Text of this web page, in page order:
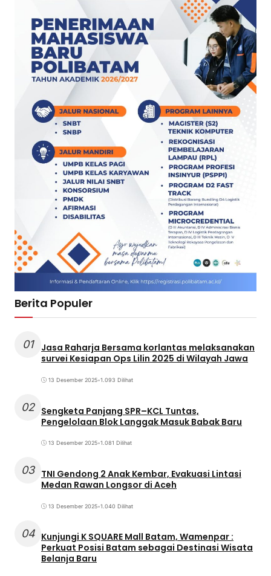
Berita Populer
01
Jasa Raharja Bersama korlantas melaksanakan
survei Kesiapan Ops Lilin 2025 di Wilayah Jawa
13 Desember 2025•1.093 Dilihat
02 Sengketa Panjang SPR–KCL Tuntas,
Pengelolaan Blok Langgak Masuk Babak Baru
13 Desember 2025•1.081 Dilihat
03 TNI Gendong 2 Anak Kembar, Evakuasi Lintasi
Medan Rawan Longsor di Aceh
13 Desember 2025•1.040 Dilihat
04 Kunjungi K SQUARE Mall Batam, Wamenpar :
Perkuat Posisi Batam sebagai Destinasi Wisata
Belanja Baru